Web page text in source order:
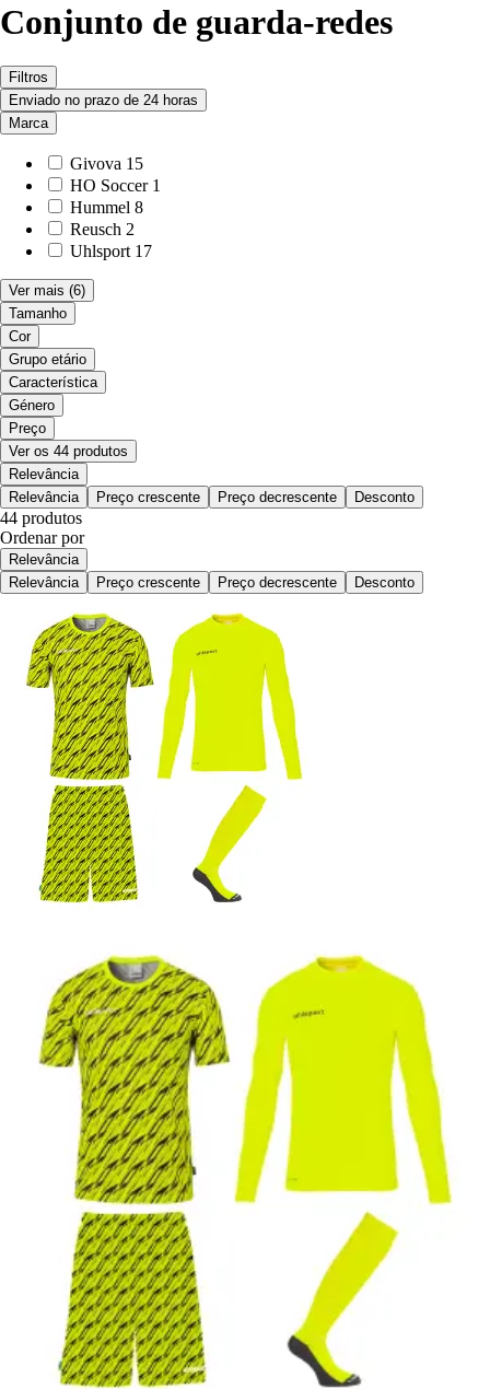
Conjunto de guarda-redes
Filtros
Enviado no prazo de 24 horas
Marca
Givova 15
HO Soccer 1
Hummel 8
Reusch 2
Uhlsport 17
Ver mais (6)
Tamanho
Cor
Grupo etário
Característica
Género
Preço
Ver os 44 produtos
Relevância
Relevância
Preço crescente Preço decrescente Desconto
44 produtos
Ordenar por
Relevância
Relevância
Preço crescente Preço decrescente Desconto